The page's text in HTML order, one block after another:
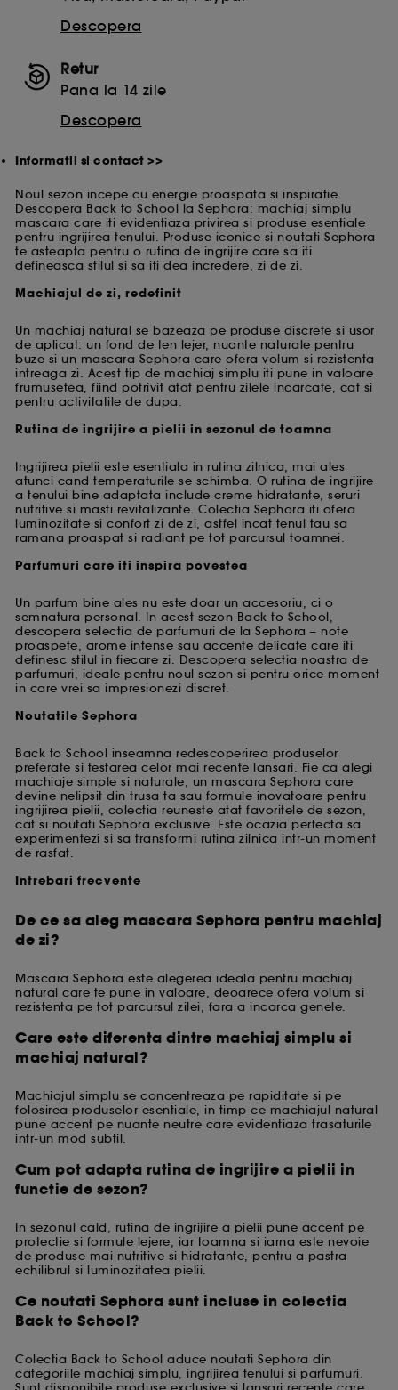
Descopera
Retur
Pana la 14 zile
Descopera
Informatii si contact >>
Noul sezon incepe cu energie proaspata si inspiratie.
Descopera Back to School la Sephora: machiaj simplu
mascara care iti evidentiaza privirea si produse esentiale
pentru ingrijirea tenului. Produse iconice si noutati Sephora
te asteapta pentru o rutina de ingrijire care sa iti
defineasca stilul si sa iti dea incredere, zi de zi.
Machiajul de zi, redefinit
Un machiaj natural se bazeaza pe produse discrete si usor
de aplicat: un fond de ten lejer, nuante naturale pentru
buze si un mascara Sephora care ofera volum si rezistenta
intreaga zi. Acest tip de machiaj simplu iti pune in valoare
frumusetea, fiind potrivit atat pentru zilele incarcate, cat si
pentru activitatile de dupa.
Rutina de ingrijire a pielii in sezonul de toamna
Ingrijirea pielii este esentiala in rutina zilnica, mai ales
atunci cand temperaturile se schimba. O rutina de ingrijire
a tenului bine adaptata include creme hidratante, seruri
nutritive si masti revitalizante. Colectia Sephora iti ofera
luminozitate si confort zi de zi, astfel incat tenul tau sa
ramana proaspat si radiant pe tot parcursul toamnei.
Parfumuri care iti inspira povestea
Un parfum bine ales nu este doar un accesoriu, ci o
semnatura personal. In acest sezon Back to School,
descopera selectia de parfumuri de la Sephora – note
proaspete, arome intense sau accente delicate care iti
definesc stilul in fiecare zi. Descopera selectia noastra de
parfumuri, ideale pentru noul sezon si pentru orice moment
in care vrei sa impresionezi discret.
Noutatile Sephora
Back to School inseamna redescoperirea produselor
preferate si testarea celor mai recente lansari. Fie ca alegi
machiaje simple si naturale, un mascara Sephora care
devine nelipsit din trusa ta sau formule inovatoare pentru
ingrijirea pielii, colectia reuneste atat favoritele de sezon,
cat si noutati Sephora exclusive. Este ocazia perfecta sa
experimentezi si sa transformi rutina zilnica intr-un moment
de rasfat.
Intrebari frecvente
De ce sa aleg mascara Sephora pentru machiaj
de zi?
Mascara Sephora este alegerea ideala pentru machiaj
natural care te pune in valoare, deoarece ofera volum si
rezistenta pe tot parcursul zilei, fara a incarca genele.
Care este diferenta dintre machiaj simplu si
machiaj natural?
Machiajul simplu se concentreaza pe rapiditate si pe
folosirea produselor esentiale, in timp ce machiajul natural
pune accent pe nuante neutre care evidentiaza trasaturile
intr-un mod subtil.
Cum pot adapta rutina de ingrijire a pielii in
functie de sezon?
In sezonul cald, rutina de ingrijire a pielii pune accent pe
protectie si formule lejere, iar toamna si iarna este nevoie
de produse mai nutritive si hidratante, pentru a pastra
echilibrul si luminozitatea pielii.
Ce noutati Sephora sunt incluse in colectia
Back to School?
Colectia Back to School aduce noutati Sephora din
categoriile machiaj simplu, ingrijirea tenului si parfumuri.